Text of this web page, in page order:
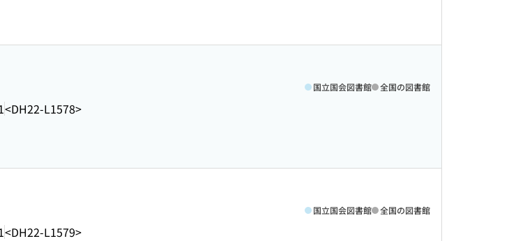
<DH22-L1578>
国立国会図書館 全国の図書館
<DH22-L1579>
国立国会図書館 全国の図書館